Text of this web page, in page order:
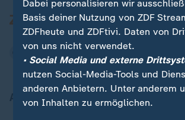
Aktuell bei ZDFheute
Dabei personalisieren wir
Basis deiner Nutzung von ZDF
ZDFheute und ZDFtivi. Daten von
von uns nicht verwendet.
• Social Media und externe
nutzen Social-Media-Tools und
anderen Anbietern. Unter anderem
von Inhalten zu ermöglichen.